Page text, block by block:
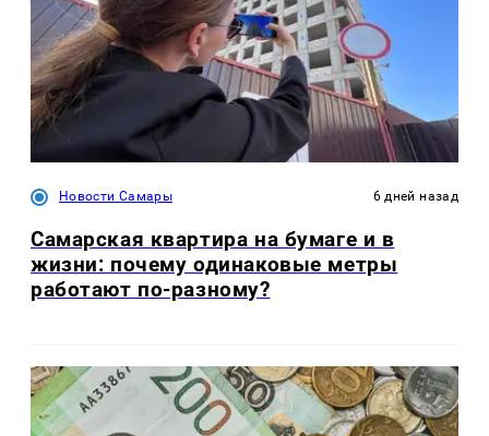
Новости Самары 6 дней назад
Самарская квартира на бумаге и в
жизни: почему одинаковые метры
работают по-разному?